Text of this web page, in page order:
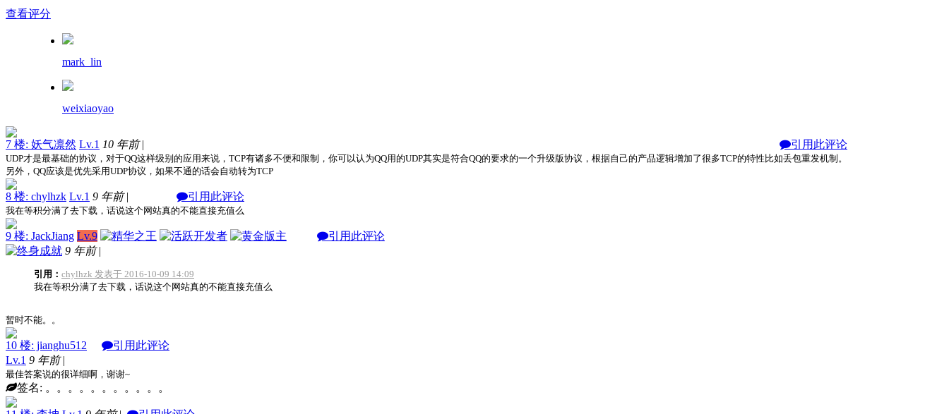
查看评分
mark_lin
weixiaoyao
引用此评论
7 楼: 妖气凛然 Lv.1 10 年前 |
UDP才是最基础的协议，对于QQ这样级别的应用来说，TCP有诸多不便和限制，你可以认为QQ用的UDP其实是符合QQ的要求的一个升级版协议，根据自己的产品逻辑增加了很多TCP的特性比如丢包重发机制。
另外，QQ应该是优先采用UDP协议，如果不通的话会自动转为TCP
引用此评论
8 楼: chylhzk Lv.1 9 年前 |
我在等积分满了去下载，话说这个网站真的不能直接充值么
引用此评论
9 楼: JackJiang Lv.9
9 年前 |
引用： chylhzk 发表于 2016-10-09 14:09
我在等积分满了去下载，话说这个网站真的不能直接充值么
暂时不能。。
引用此评论
10 楼: jianghu512
Lv.1 9 年前 |
最佳答案说的很详细啊，谢谢~
签名: 。。。。。。。。。。。